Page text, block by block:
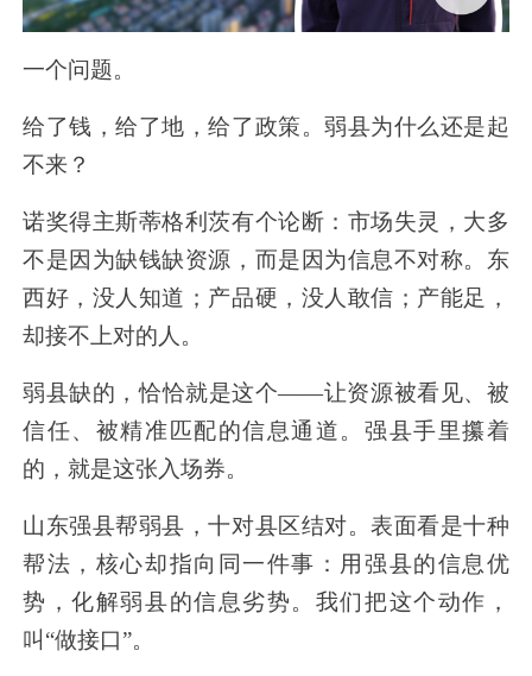
一个问题。
给了钱，给了地，给了政策。弱县为什么还是起
不来？
诺奖得主斯蒂格利茨有个论断：市场失灵，大多
不是因为缺钱缺资源，而是因为信息不对称。东
西好，没人知道；产品硬，没人敢信；产能足，
却接不上对的人。
弱县缺的，恰恰就是这个——让资源被看见、被
信任、被精准匹配的信息通道。强县手里攥着
的，就是这张入场券。
山东强县帮弱县，十对县区结对。表面看是十种
帮法，核心却指向同一件事：用强县的信息优
势，化解弱县的信息劣势。我们把这个动作，
叫 “做接口”。